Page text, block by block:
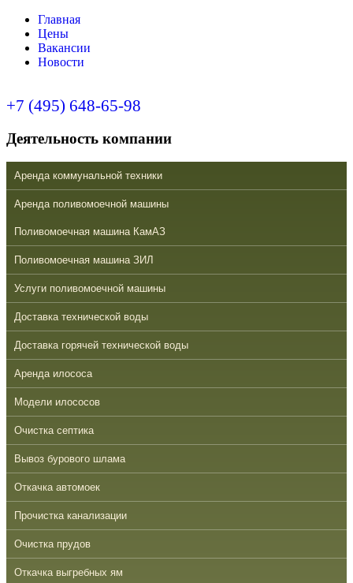
Главная
Цены
Вакансии
Новости
+7 (495) 648-65-98
Деятельность компании
Аренда коммунальной техники
Аренда поливомоечной машины
Поливомоечная машина КамАЗ
Поливомоечная машина ЗИЛ
Услуги поливомоечной машины
Доставка технической воды
Доставка горячей технической воды
Аренда илососа
Модели илососов
Очистка септика
Вывоз бурового шлама
Откачка автомоек
Прочистка канализации
Очистка прудов
Откачка выгребных ям